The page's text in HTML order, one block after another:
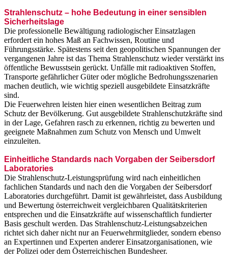
Strahlenschutz – hohe Bedeutung in einer sensiblen
Sicherheitslage
Die professionelle Bewältigung radiologischer Einsatzlagen
erfordert ein hohes Maß an Fachwissen, Routine und
Führungsstärke. Spätestens seit den geopolitischen Spannungen der
vergangenen Jahre ist das Thema Strahlenschutz wieder verstärkt ins
öffentliche Bewusstsein gerückt. Unfälle mit radioaktiven Stoffen,
Transporte gefährlicher Güter oder mögliche Bedrohungsszenarien
machen deutlich, wie wichtig speziell ausgebildete Einsatzkräfte
sind.
Die Feuerwehren leisten hier einen wesentlichen Beitrag zum
Schutz der Bevölkerung. Gut ausgebildete Strahlenschutzkräfte sind
in der Lage, Gefahren rasch zu erkennen, richtig zu bewerten und
geeignete Maßnahmen zum Schutz von Mensch und Umwelt
einzuleiten.
Einheitliche Standards nach Vorgaben der Seibersdorf
Laboratories
Die Strahlenschutz-Leistungsprüfung wird nach einheitlichen
fachlichen Standards und nach den die Vorgaben der Seibersdorf
Laboratories durchgeführt. Damit ist gewährleistet, dass Ausbildung
und Bewertung österreichweit vergleichbaren Qualitätskriterien
entsprechen und die Einsatzkräfte auf wissenschaftlich fundierter
Basis geschult werden. Das Strahlenschutz-Leistungsabzeichen
richtet sich daher nicht nur an Feuerwehrmitglieder, sondern ebenso
an Expertinnen und Experten anderer Einsatzorganisationen, wie
der Polizei oder dem Österreichischen Bundesheer.